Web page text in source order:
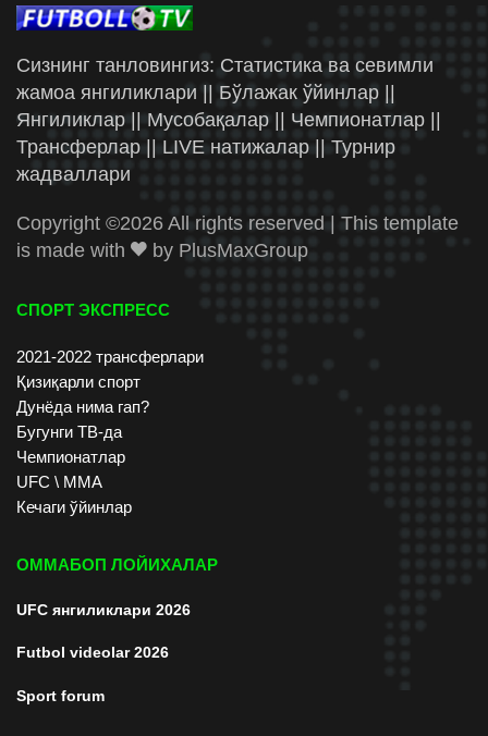
Сизнинг танловингиз: Статистика ва севимли
жамоа янгиликлари || Бўлажак ўйинлар ||
Янгиликлар || Мусобақалар || Чемпионатлар ||
Трансферлар || LIVE натижалар || Турнир
жадваллари
Copyright ©2026 All rights reserved | This template
is made with
by PlusMaxGroup
СПОРТ ЭКСПРЕСС
2021-2022 трансферлари
Қизиқарли спорт
Дунёда нима гап?
Бугунги ТВ-да
Чемпионатлар
UFC \ ММА
Кечаги ўйинлар
ОММАБОП ЛОЙИХАЛАР
UFC янгиликлари 2026
Futbol videolar 2026
Sport forum